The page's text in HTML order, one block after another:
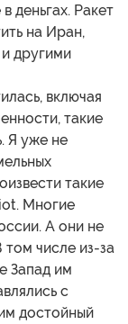
деньгах. Ракет
на Иран,
другими
включая
такие
Я уже не
такие
Многие
А они не
том числе из-за
Запад им
с
достойный